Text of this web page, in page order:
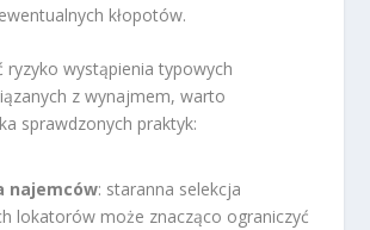
kłopotów.
ryzyko wystąpienia typowych
z wynajmem, warto
sprawdzonych praktyk:
najemców: staranna selekcja
lokatorów może znacząco ograniczyć